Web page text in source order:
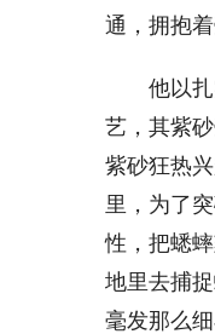
通，拥抱
他以扎实
艺，其紫
紫砂狂热
里，为了
性，把蟋
地里去捕
毫发那么